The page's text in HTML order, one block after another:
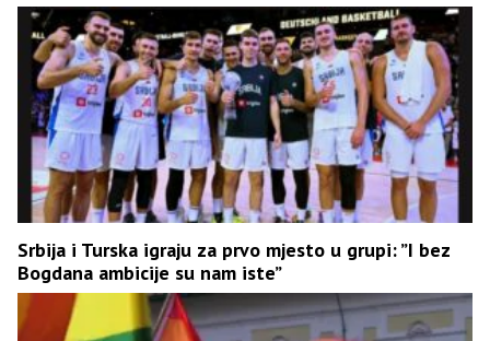
Srbija i Turska igraju za prvo mjesto u grupi: ”I bez
Bogdana ambicije su nam iste”